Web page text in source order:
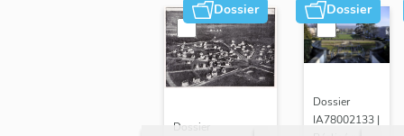
Dossier
Dossier
Dossier
Dossier
IA78002133 |